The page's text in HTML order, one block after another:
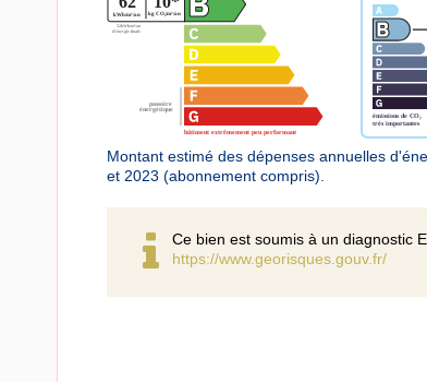
Montant estimé des dépenses annuelles
et 2023 (abonnement compris).
Ce bien est soumis à un diagnostic
https://www.georisques.gouv.fr/